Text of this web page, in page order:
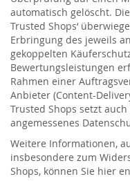
automatisch gelöscht.
Trusted Shops‘
Erbringung des jeweils
gekoppelten
Bewertungsleistungen
Rahmen einer
Anbieter (Content-
Trusted Shops setzt
angemessenes
Weitere Informationen,
insbesondere zum
Shops, können Sie hier